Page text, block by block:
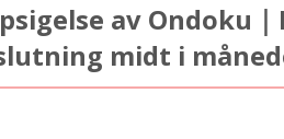
av Ondoku
midt i